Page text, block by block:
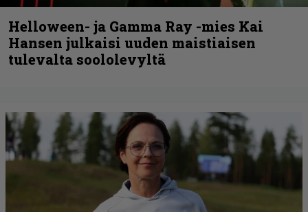
Helloween- ja Gamma Ray -mies Kai
Hansen julkaisi uuden maistiaisen
tulevalta soololevyltä